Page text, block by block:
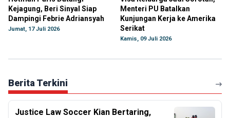
Kejagung, Beri Sinyal Siap
Dampingi Febrie Adriansyah
Jumat, 17 Juli 2026
Menteri PU Batalkan
Kunjungan Kerja ke Amerika
Serikat
Kamis, 09 Juli 2026
Berita Terkini
Justice Law Soccer Kian Bertaring,